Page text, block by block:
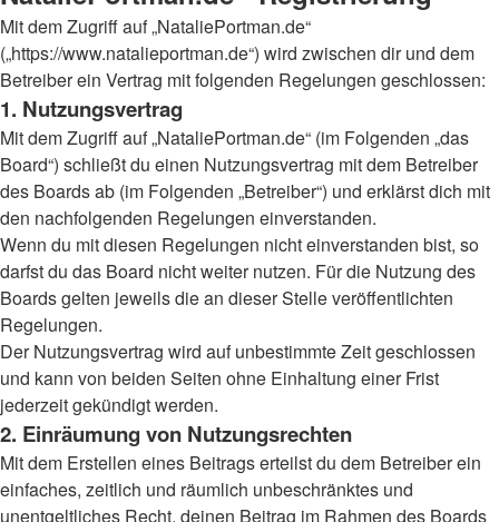
Mit dem Zugriff auf „NataliePortman.de“
(„https://www.natalieportman.de“) wird zwischen dir und dem
Betreiber ein Vertrag mit folgenden Regelungen geschlossen:
1. Nutzungsvertrag
Mit dem Zugriff auf „NataliePortman.de“ (im Folgenden „das
Board“) schließt du einen Nutzungsvertrag mit dem Betreiber
des Boards ab (im Folgenden „Betreiber“) und erklärst dich mit
den nachfolgenden Regelungen einverstanden.
Wenn du mit diesen Regelungen nicht einverstanden bist, so
darfst du das Board nicht weiter nutzen. Für die Nutzung des
Boards gelten jeweils die an dieser Stelle veröffentlichten
Regelungen.
Der Nutzungsvertrag wird auf unbestimmte Zeit geschlossen
und kann von beiden Seiten ohne Einhaltung einer Frist
jederzeit gekündigt werden.
2. Einräumung von Nutzungsrechten
Mit dem Erstellen eines Beitrags erteilst du dem Betreiber ein
einfaches, zeitlich und räumlich unbeschränktes und
unentgeltliches Recht, deinen Beitrag im Rahmen des Boards